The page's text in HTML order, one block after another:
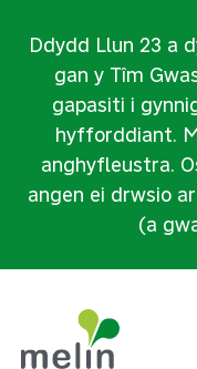
Ddydd Llun 23 a
gan y Tîm
gapasiti i
hyfforddiant.
anghyfleustra.
angen ei drwsio
(a